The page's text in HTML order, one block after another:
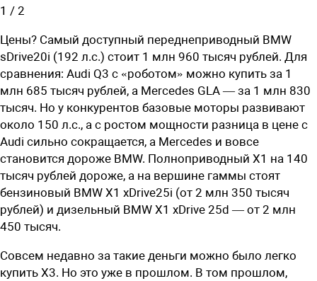
1 / 2
Цены? Самый доступный переднеприводный BMW
sDrive20i (192 л.с.) стоит 1 млн 960 тысяч рублей. Для
сравнения: Audi Q3 с «роботом» можно купить за 1
млн 685 тысяч рублей, а Mercedes GLA — за 1 млн 830
тысяч. Но у конкурентов базовые моторы развивают
около 150 л.с., а с ростом мощности разница в цене с
Audi сильно сокращается, а Mercedes и вовсе
становится дороже BMW. Полноприводный X1 на 140
тысяч рублей дороже, а на вершине гаммы стоят
бензиновый BMW X1 xDrive25i (от 2 млн 350 тысяч
рублей) и дизельный BMW X1 xDrive 25d — от 2 млн
450 тысяч.
Совсем недавно за такие деньги можно было легко
купить X3. Но это уже в прошлом. В том прошлом,